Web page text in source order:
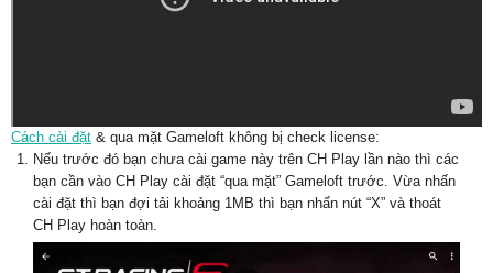
Cách cài đặt & qua mặt Gameloft không bị check license:
Nếu trước đó bạn chưa cài game này trên CH Play lần nào thì các
bạn cần vào CH Play cài đặt “qua mặt” Gameloft trước. Vừa nhấn
cài đặt thì bạn đợi tải khoảng 1MB thì bạn nhấn nút “X” và thoát
CH Play hoàn toàn.